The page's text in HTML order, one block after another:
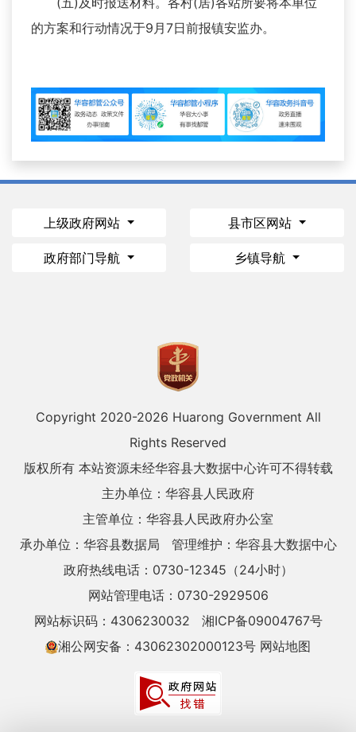
的方案和行动情况于9月7日前报镇安监办。
上级政府网站 县市区网站
政府部门导航 乡镇导航
Copyright 2020-2026 Huarong Government All
Rights Reserved
版权所有 本站资源未经华容县大数据中心许可不得转载
主办单位：华容县人民政府
主管单位：华容县人民政府办公室
承办单位：华容县数据局
管理维护：华容县大数据中心
政府热线电话：0730-12345（24小时）
网站管理电话：0730-2929506
网站标识码：4306230032
湘ICP备09004767号
湘公网安备：43062302000123号 网站地图